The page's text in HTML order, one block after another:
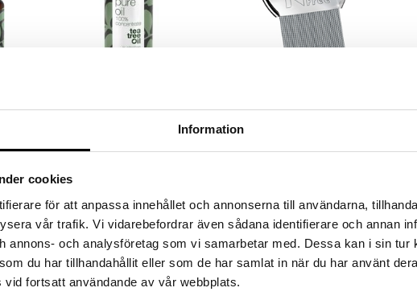
Information
cookies
för att anpassa innehållet och annonserna till användarna,
vår trafik. Vi vidarebefordrar även sådana identifierare och annan
annons- och analysföretag som vi samarbetar med. Dessa kan i sin tur
du har tillhandahållit eller som de har samlat in när du har använt
fortsatt användande av vår webbplats.
Tree Oil 30 ml
Tea Tree-olje av høy farmasøytisk
kr 139
INSPAGAT
Ny, revolusjonerende lusekam som
ml